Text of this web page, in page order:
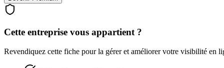
Cette entreprise vous appartient ?
Revendiquez cette fiche pour la gérer et améliorer votre visibilité en